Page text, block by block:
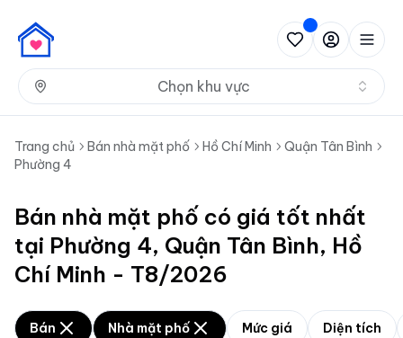
Chọn khu vực
Trang chủ Bán nhà mặt phố Hồ Chí Minh
Quận Tân Bình
Phường 4
Bán nhà mặt phố có giá tốt nhất
tại Phường 4, Quận Tân Bình, Hồ
Chí Minh - T8/2026
Bán Nhà mặt phố Mức giá Diện tích